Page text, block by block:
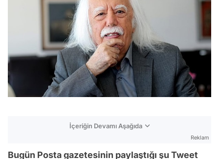
İçeriğin Devamı Aşağıda
Reklam
Bugün Posta gazetesinin paylaştığı şu Tweet